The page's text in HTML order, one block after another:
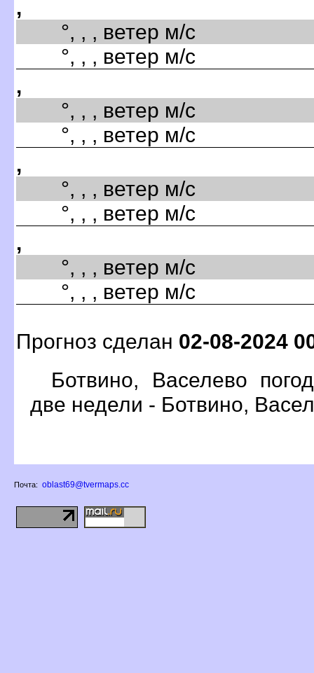
,
°, , , ветер м/с
°, , , ветер м/с
,
°, , , ветер м/с
°, , , ветер м/с
,
°, , , ветер м/с
°, , , ветер м/с
,
°, , , ветер м/с
°, , , ветер м/с
Прогноз сделан 02-08-2024
Ботвино, Васелево
две недели - Ботвино,
Почта: oblast69@tvermaps.cc